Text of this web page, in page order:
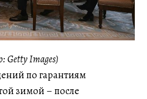
Getty Images)
по гарантиям
зимой – после